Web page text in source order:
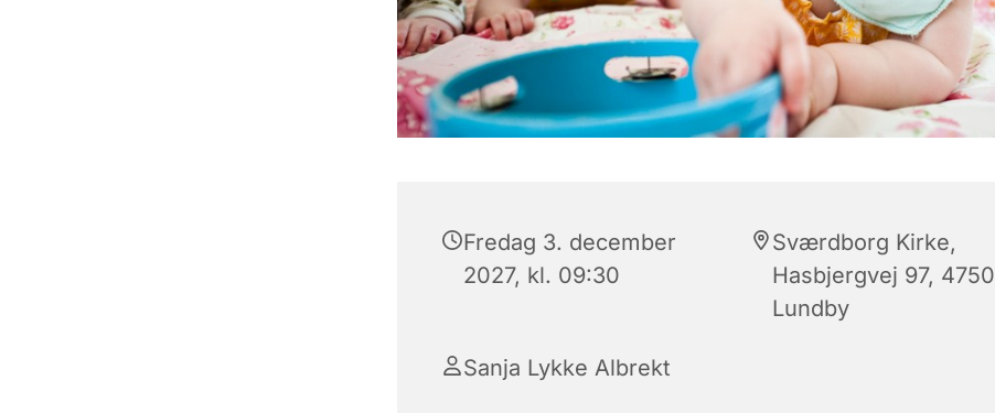
Fredag 3. december
2027, kl. 09:30
Sværdborg Kirke,
Hasbjergvej 97, 4750
Lundby
Sanja Lykke Albrekt